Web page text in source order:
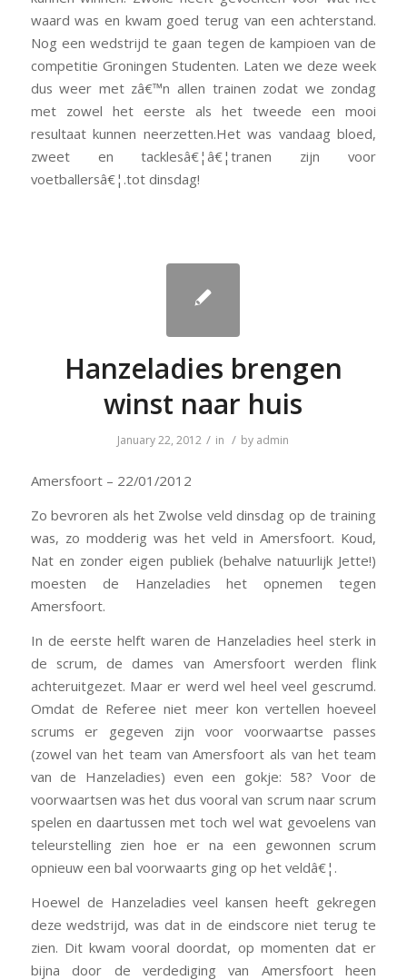
waard was en kwam goed terug van een achterstand.
Nog een wedstrijd te gaan tegen de kampioen van de
competitie Groningen Studenten. Laten we deze week
dus weer met zâ€™n allen trainen zodat we zondag
met zowel het eerste als het tweede een mooi
resultaat kunnen neerzetten.Het was vandaag bloed,
zweet en tacklesâ€¦â€¦tranen zijn voor
voetballersâ€¦.tot dinsdag!
Hanzeladies brengen
winst naar huis
January 22, 2012 / in / by admin
Amersfoort – 22/01/2012
Zo bevroren als het Zwolse veld dinsdag op de training
was, zo modderig was het veld in Amersfoort. Koud,
Nat en zonder eigen publiek (behalve natuurlijk Jette!)
moesten de Hanzeladies het opnemen tegen
Amersfoort.
In de eerste helft waren de Hanzeladies heel sterk in
de scrum, de dames van Amersfoort werden flink
achteruitgezet. Maar er werd wel heel veel gescrumd.
Omdat de Referee niet meer kon vertellen hoeveel
scrums er gegeven zijn voor voorwaartse passes
(zowel van het team van Amersfoort als van het team
van de Hanzeladies) even een gokje: 58? Voor de
voorwaartsen was het dus vooral van scrum naar scrum
spelen en daartussen met toch wel wat gevoelens van
teleurstelling zien hoe er na een gewonnen scrum
opnieuw een bal voorwaarts ging op het veldâ€¦.
Hoewel de Hanzeladies veel kansen heeft gekregen
deze wedstrijd, was dat in de eindscore niet terug te
zien. Dit kwam vooral doordat, op momenten dat er
bijna door de verdediging van Amersfoort heen